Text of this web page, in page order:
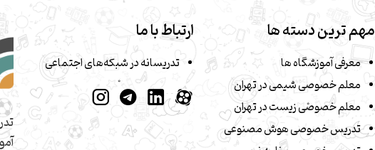
مهم ترین دسته ها
معرفی آموزشگاه ها
معلم خصوصی شیمی در تهران
معلم خصوصی زیست در تهران
تدریس خصوصی هوش مصنوعی
ارتباط با ما
تدریسانه در شبکه‌های اجتماعی